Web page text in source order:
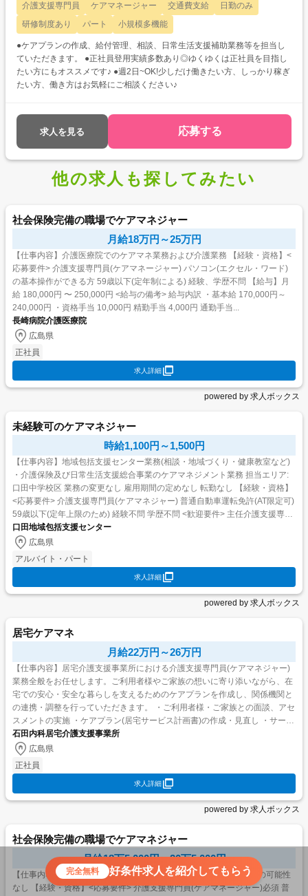
介護支援専門員 ケアマネージャー 交通費支給
日勤のみ
研修制度あり
パート 小規模多機能
●ケアプランの作成、給付管理、相談、日常生活支援補助業務等を担当し
ていただきます。 ●正社員登用実績多数あり◎ゆくゆくは正社員を目指し
たい方にもオススメです♪ ●週2日~OK!少しだけ働きたい方、しっかり稼ぎ
たい方、働き方はお気軽にご相談ください♪
求人を見る 応募する
他の求人も探してみたい
社会保険完備の職場でケアマネジャー
月給18万円～25万円
【仕事内容】介護医療院でのケアマネ業務および介護業務 【経験・資格】<
応募要件> 介護支援専門員(ケアマネージャー) パソコン(エクセル・ワード)
の基本操作ができる方 59歳以下(定年制による) 経験、学歴不問 【給与】月
給 180,000円 〜 250,000円 <給与の備考> 給与内訳 ・基本給 170,000円～
240,000円 ・資格手当 10,000円 精勤手当 4,000円 通勤手当...
長崎病院介護医療院
広島県
正社員
求人詳細
powered by 求人ボックス
未経験可のケアマネジャー
時給1,100円～1,500円
【仕事内容】地域包括支援センター業務(相談・地域づくり・健康教室など)
・介護保険及び日常生活支援総合事業のケアマネジメント業務 担当エリア:
口田中学校区 業務の変更なし 雇用期間の定めなし 転勤なし 【経験・資格】
<応募要件> 介護支援専門員(ケアマネジャー) 普通自動車運転免許(AT限定可)
59歳以下(定年上限のため) 経験不問 学歴不問 <歓迎要件> 主任介護支援専門
員(主任ケアマネジ...
口田地域包括支援センター
広島県
アルバイト・パート
求人詳細
powered by 求人ボックス
居宅ケアマネ
月給22万円～26万円
【仕事内容】居宅介護支援事業所における介護支援専門員(ケアマネジャー)
業務全般をお任せします。ご利用者様やご家族の想いに寄り添いながら、在
宅での安心・安全な暮らしを支えるためのケアプランを作成し、関係機関と
の連携・調整を行っていただきます。 ・ご利用者様・ご家族との面談、アセ
スメントの実施 ・ケアプラン(居宅サービス計画書)の作成・見直し ・サービ
ス担当者会議の開催・参加 ・介護サービス事業所と...
石田内科居宅介護支援事業所
広島県
正社員
求人詳細
powered by 求人ボックス
社会保険完備の職場でケアマネジャー
月給18万5,000円～20万5,000円
【仕事内容】ケアマネ業務と管理業務 業務内容変更範囲:なし 転勤の可能性
なし 【経験・資格】<応募要件> 介護支援専門員(ケアマネージャー)必須 普
完全無料 好条件求人を紹介してもらう